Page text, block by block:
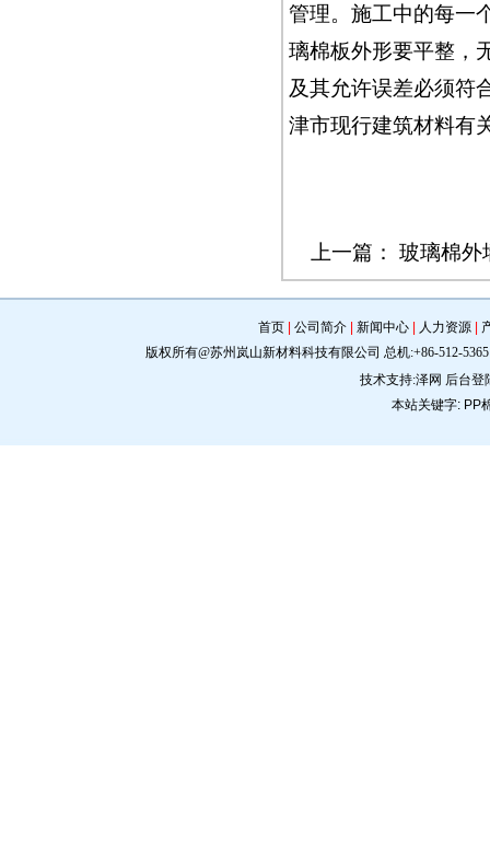
管理。施工中的每一
璃棉板外形要平整，
及其允许误差必须符
津市现行建筑材料有
上一篇： 玻璃棉外
首页| 公司简介| 新闻中心| 人力资源|
版权所有@苏州岚山新材料科技有限公司 总机:+86-512-5365
技术支持:泽网 后台登
本站关键字: PP